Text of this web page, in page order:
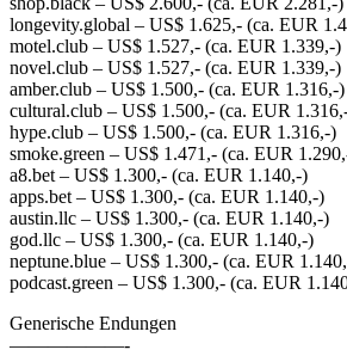
longevity.global – US$ 1.625,- (ca. EUR
motel.club – US$ 1.527,- (ca. EUR 1.339,-)
novel.club – US$ 1.527,- (ca. EUR 1.339,-)
amber.club – US$ 1.500,- (ca. EUR 1.316,-)
cultural.club – US$ 1.500,- (ca. EUR
hype.club – US$ 1.500,- (ca. EUR 1.316,-)
smoke.green – US$ 1.471,- (ca. EUR
a8.bet – US$ 1.300,- (ca. EUR 1.140,-)
apps.bet – US$ 1.300,- (ca. EUR 1.140,-)
austin.llc – US$ 1.300,- (ca. EUR 1.140,-)
god.llc – US$ 1.300,- (ca. EUR 1.140,-)
neptune.blue – US$ 1.300,- (ca. EUR
podcast.green – US$ 1.300,- (ca. EUR
Generische Endungen
——————-